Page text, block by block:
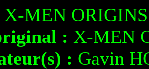
X-MEN
: X-MEN
: Gavin